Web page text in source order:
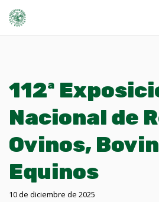
112ª
Nacional de
Ovinos,
Equinos
10 de diciembre de 2025